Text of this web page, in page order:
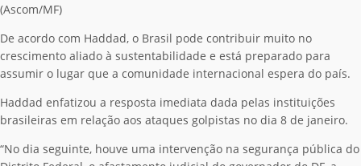
(Ascom/MF)
De acordo com Haddad, o Brasil pode contribuir muito no
crescimento aliado à sustentabilidade e está preparado para
assumir o lugar que a comunidade internacional espera do país.
Haddad enfatizou a resposta imediata dada pelas instituições
brasileiras em relação aos ataques golpistas no dia 8 de janeiro.
“No dia seguinte, houve uma intervenção na segurança pública do